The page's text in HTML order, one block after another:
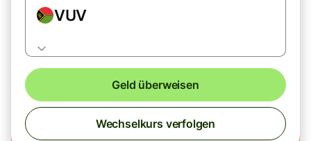
VUV
Geld überweisen
Wechselkurs verfolgen